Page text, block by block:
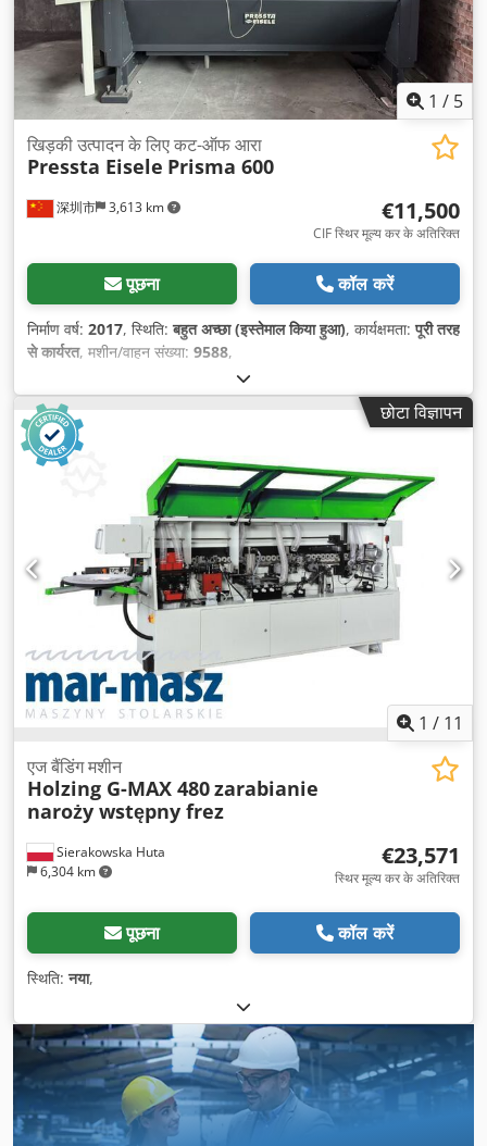
1 / 5
深圳市 3,613 km
खिड़की उत्पादन के लिए कट-ऑफ आरा
Pressta Eisele Prisma 600
€11,500
CIF स्थिर मूल्य कर के अतिरिक्त
पूछना कॉल करें
निर्माण वर्ष: 2017, स्थिति:बहुत अच्छा (इस्तेमाल किया हुआ), कार्यक्षमता:पूरी तरह
से कार्यरत, मशीन/वाहन संख्या: 9588,
छोटा विज्ञापन
1 / 11
Sierakowska Huta
6,304 km
एज बैंडिंग मशीन
Holzing G-MAX 480zarabianie
naroży wstępny frez
€23,571
स्थिर मूल्य कर के अतिरिक्त
पूछना कॉल करें
स्थिति:नया,